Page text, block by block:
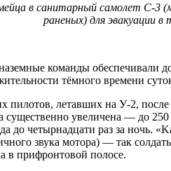
в санитарный самолет С-3
раненых) для эвакуации в
команды обеспечивали
тёмного времени
пилотов, летавших на У-2, после
существенно увеличена — до
до четырнадцати раз за ночь.
звука мотора) — так
в прифронтовой полосе.